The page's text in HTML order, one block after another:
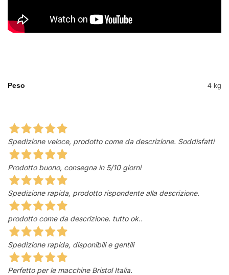
Peso 4 kg
Spedizione veloce, prodotto come da descrizione. Soddisfatti
Prodotto buono, consegna in 5/10 giorni
Spedizione rapida, prodotto rispondente alla descrizione.
prodotto come da descrizione. tutto ok..
Spedizione rapida, disponibili e gentili
Perfetto per le macchine Bristol Italia.